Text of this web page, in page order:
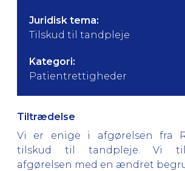
Juridisk tema:
Tilskud til tandpleje
Kategori:
Patientrettigheder
Tiltrædelse
Vi er enige i afgørelsen fra
tilskud til tandpleje. Vi
afgørelsen med en ændret